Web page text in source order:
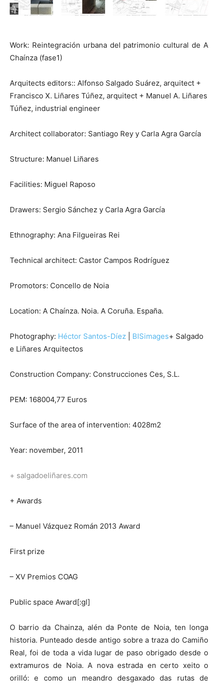
Work: Reintegración urbana del patrimonio cultural de A
Chaínza (fase1)
Arquitects editors:: Alfonso Salgado Suárez, arquitect +
Francisco X. Liñares Túñez, arquitect + Manuel A. Liñares
Túñez, industrial engineer
Architect collaborator: Santiago Rey y Carla Agra García
Structure: Manuel Liñares
Facilities: Miguel Raposo
Drawers: Sergio Sánchez y Carla Agra García
Ethnography: Ana Filgueiras Rei
Technical architect: Castor Campos Rodríguez
Promotors: Concello de Noia
Location: A Chaínza. Noia. A Coruña. España.
Photography: Héctor Santos-Díez BISimages+ Salgado
e Liñares Arquitectos
Construction Company: Construcciones Ces, S.L.
PEM: 168004,77 Euros
Surface of the area of intervention: 4028m2
Year: november, 2011
+ salgadoeliñares.com
+ Awards
– Manuel Vázquez Román 2013 Award
First prize
– XV Premios COAG
Public space Award[:gl]
O barrio da Chainza, alén da Ponte de Noia, ten longa
historia. Punteado desde antigo sobre a traza do Camiño
Real, foi de toda a vida lugar de paso obrigado desde o
extramuros de Noia. A nova estrada en certo xeito o
orilló: e como un meandro desgaxado das rutas de